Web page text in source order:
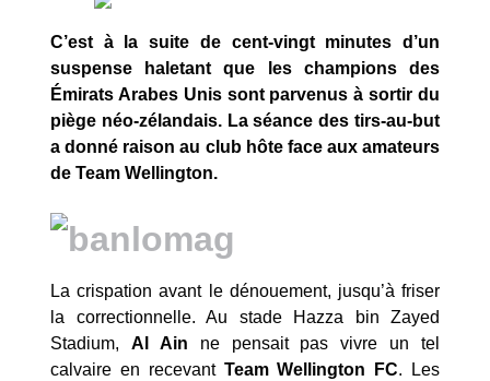
C’est à la suite de cent-vingt minutes d’un
suspense haletant que les champions des
Émirats Arabes Unis sont parvenus à sortir du
piège néo-zélandais. La séance des tirs-au-but
a donné raison au club hôte face aux amateurs
de Team Wellington.
La crispation avant le dénouement, jusqu’à friser
la correctionnelle. Au stade Hazza bin Zayed
Stadium, Al Ain ne pensait pas vivre un tel
calvaire en recevant Team Wellington FC. Les